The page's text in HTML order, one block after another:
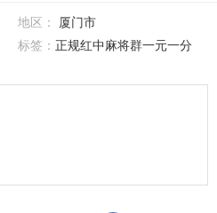
地区：
厦门市
标签： 正规红中麻将群一元一分